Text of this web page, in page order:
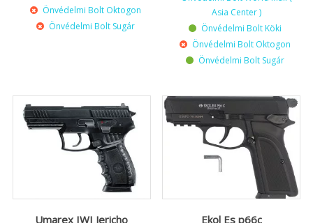
Önvédelmi Bolt Oktogon
Önvédelmi Bolt Sugár
Asia Center )
Önvédelmi Bolt Köki
Önvédelmi Bolt Oktogon
Önvédelmi Bolt Sugár
Umarex IWI Jericho Ekol Es p66c